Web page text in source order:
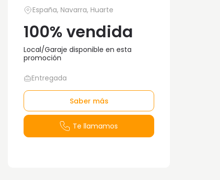
España, Navarra, Huarte
100% vendida
Local/Garaje disponible en esta
promoción
Entregada
Saber más
Te llamamos